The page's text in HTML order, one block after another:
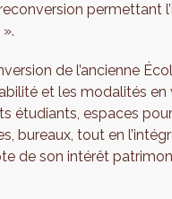
permettant
de l’ancienne
et les modalités en
espaces
bureaux, tout en
de son intérêt